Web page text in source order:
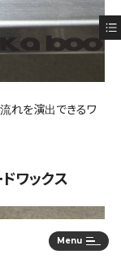
Menu
れを演出できるワ
ワックス